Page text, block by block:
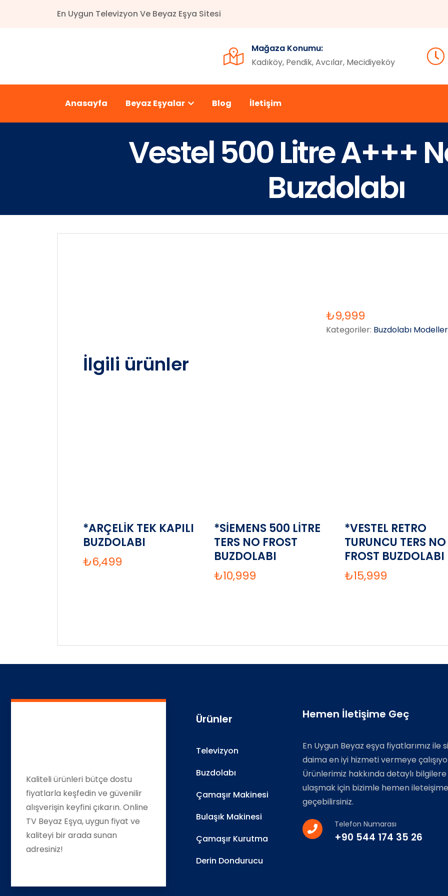
En Uygun Televizyon Ve Beyaz Eşya Sitesi
Mağaza Konumu:
Kadıköy, Pendik, Avcılar, Mecidiyeköy
Anasayfa Beyaz Eşyalar Blog İletişim
Vestel 500 Litre A+++
Buzdolabı
₺9,999
Kategoriler: Buzdolabı
İlgili ürünler
*ARÇELİK TEK KAPILI
BUZDOLABI
₺6,499
*SİEMENS 500 LİTRE
TERS NO FROST
BUZDOLABI
₺10,999
*VESTEL RETRO
TURUNCU TERS NO
FROST BUZDOLABI
₺15,999
Kaliteli ürünleri bütçe dostu
fiyatlarla keşfedin ve güvenilir
alışverişin keyfini çıkarın. Online
TV Beyaz Eşya, uygun fiyat ve
kaliteyi bir arada sunan
adresiniz!
Ürünler
Televizyon
Buzdolabı
Çamaşır Makinesi
Bulaşık Makinesi
Çamaşır Kurutma
Derin Dondurucu
Hemen İletişime Geç
En Uygun Beyaz eşya fiyatlarımız ile
daima en iyi hizmeti vermeye
Ürünlerimiz hakkında detaylı bilgilere
ulaşmak için bizimle hemen ileteişime
geçebilirsiniz.
Telefon Numarası
+90 544 174 35 26